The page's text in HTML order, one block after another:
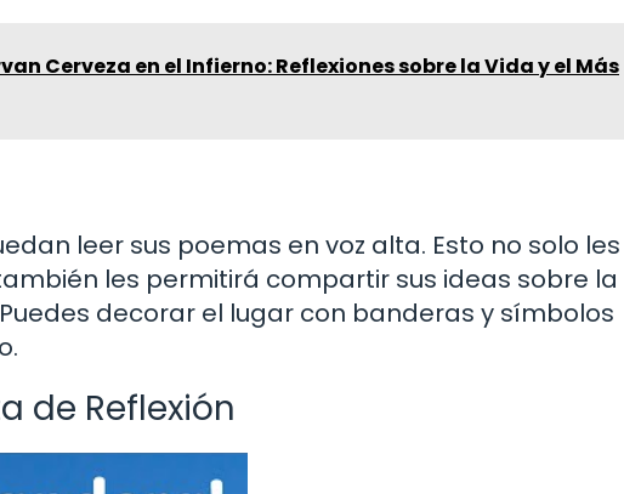
Cerveza en el Infierno: Reflexiones sobre la Vida y el Más
leer sus poemas en voz alta. Esto no solo les
les permitirá compartir sus ideas sobre la
decorar el lugar con banderas y símbolos
de Reflexión